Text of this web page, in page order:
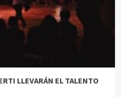
LLEVARÁN EL TALENTO